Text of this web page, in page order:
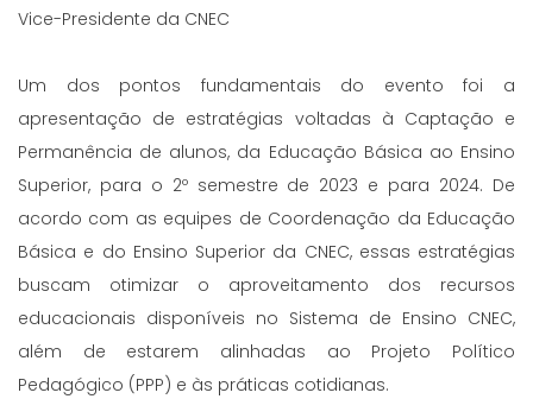
Vice-Presidente da CNEC
Um dos pontos fundamentais do evento foi a
apresentação de estratégias voltadas à Captação e
Permanência de alunos, da Educação Básica ao Ensino
Superior, para o 2º semestre de 2023 e para 2024. De
acordo com as equipes de Coordenação da Educação
Básica e do Ensino Superior da CNEC, essas estratégias
buscam otimizar o aproveitamento dos recursos
educacionais disponíveis no Sistema de Ensino CNEC,
além de estarem alinhadas ao Projeto Político
Pedagógico (PPP) e às práticas cotidianas.